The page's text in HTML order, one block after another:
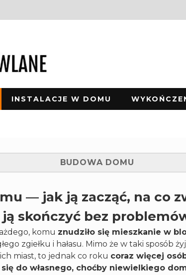
INSTALACJE W DOMU
BUDOWA DOMU
— jak ją zacząć, na co
skończyć bez
komu znudziło się mieszkanie w
zgiełku i hałasu. Mimo że w taki sposób
miast, to jednak co roku coraz więcej
do własnego, choćby niewielkiego